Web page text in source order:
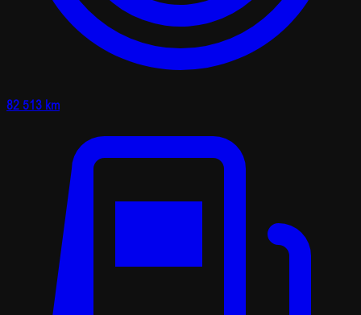
82 513 km